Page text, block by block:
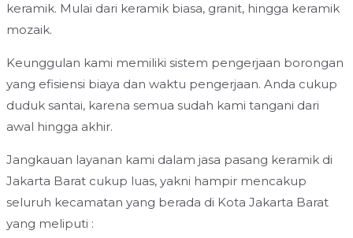
keramik. Mulai dari keramik biasa, granit, hingga keramik
mozaik.
Keunggulan kami memiliki sistem pengerjaan borongan
yang efisiensi biaya dan waktu pengerjaan. Anda cukup
duduk santai, karena semua sudah kami tangani dari
awal hingga akhir.
Jangkauan layanan kami dalam jasa pasang keramik di
Jakarta Barat cukup luas, yakni hampir mencakup
seluruh kecamatan yang berada di Kota Jakarta Barat
yang meliputi :